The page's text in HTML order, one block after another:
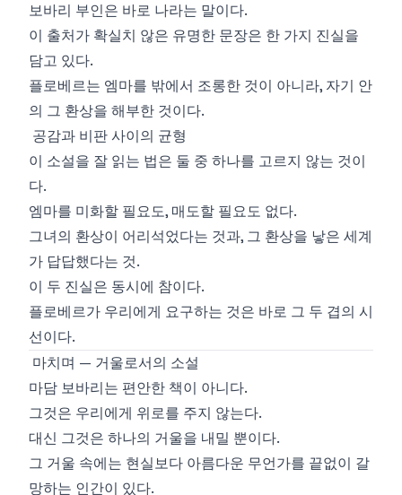
보바리 부인은 바로 나라는 말이다.
이 출처가 확실치 않은 유명한 문장은 한 가지 진실을
담고 있다.
플로베르는 엠마를 밖에서 조롱한 것이 아니라, 자기 안
의 그 환상을 해부한 것이다.
공감과 비판 사이의 균형
이 소설을 잘 읽는 법은 둘 중 하나를 고르지 않는 것이
다.
엠마를 미화할 필요도, 매도할 필요도 없다.
그녀의 환상이 어리석었다는 것과, 그 환상을 낳은 세계
가 답답했다는 것.
이 두 진실은 동시에 참이다.
플로베르가 우리에게 요구하는 것은 바로 그 두 겹의 시
선이다.
마치며 — 거울로서의 소설
마담 보바리는 편안한 책이 아니다.
그것은 우리에게 위로를 주지 않는다.
대신 그것은 하나의 거울을 내밀 뿐이다.
그 거울 속에는 현실보다 아름다운 무언가를 끝없이 갈
망하는 인간이 있다.